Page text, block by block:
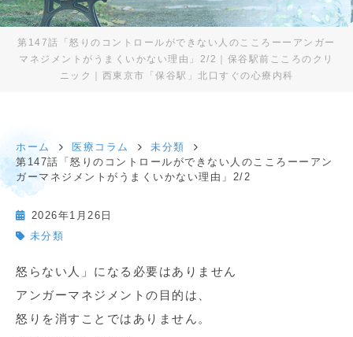
第147話「怒りのコントロールができない人のこころーーアンガー
マネジメントがうまくいかない理由」2/2｜保谷駅前こころのクリ
ニック｜西東京市「保谷駅」北口すぐの心療内科
ホーム 医療コラム
未分類
第147話「怒りのコントロールができない人のこころーーアン
ガーマネジメントがうまくいかない理由」2/2
2026年1月26日
未分類
怒らない人」になる必要はありません
アンガーマネジメントの目的は、
怒りを消すことではありません。